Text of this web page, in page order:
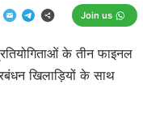
के तीन फाइनल
खिलाड़ियों के साथ
Join us